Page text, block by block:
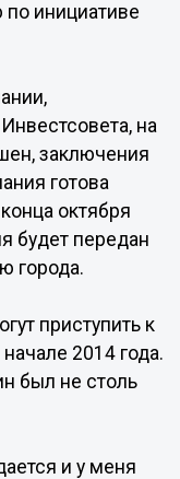
инициативе
на
заключения
готова
октября
будет передан
города.
приступить к
2014 года.
был не столь
и у меня